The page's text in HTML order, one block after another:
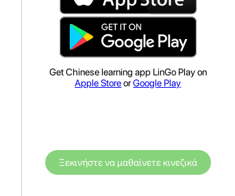
Get Chinese learning app LinGo Play on
Apple StoreorGoogle Play
Ξεκινήστε να μαθαίνετε κινεζικά